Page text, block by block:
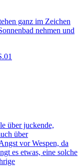
ganz im Zeichen
nehmen und
über juckende,
über
vor Wespen, da
es etwas, eine solche